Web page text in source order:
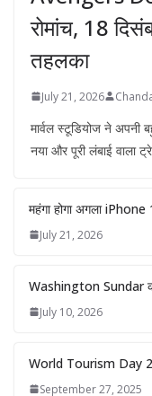
रोमांच, 18
तहलका
July 21, 2026
मार्वल स्टूडियोज ने
नया और पूरी लंबाई वाला
महंगा होगा अगला
July 21, 2026
Washington Sundar
July 10, 2026
World Tourism Day
September 27, 2025